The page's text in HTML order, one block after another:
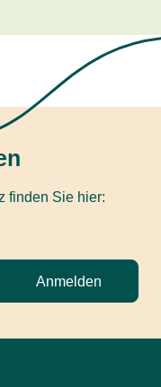
finden Sie hier:
Anmelden